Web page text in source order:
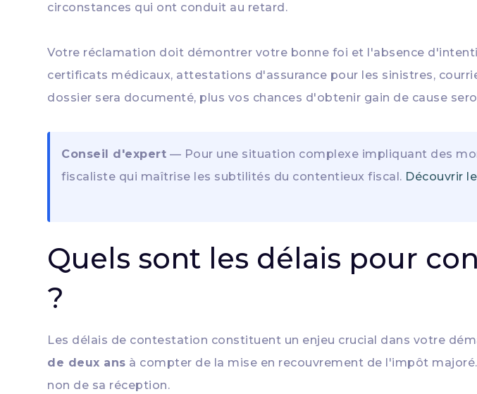
circonstances qui ont conduit au retard.
Votre réclamation doit démontrer votre bonne foi et l'absence
certificats médicaux, attestations d'assurance pour les sinistres,
dossier sera documenté, plus vos chances d'obtenir gain de cause
Conseil d'expert — Pour une situation complexe impliquant des
fiscaliste qui maîtrise les subtilités du contentieux fiscal. Découvrir
Quels sont les délais pour
?
Les délais de contestation constituent un enjeu crucial dans votre
de deux ans à compter de la mise en recouvrement de l'impôt
non de sa réception.